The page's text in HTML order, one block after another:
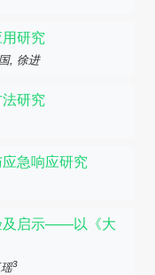
研究
, 徐进
研究
急响应研究
及启示——以《大
3